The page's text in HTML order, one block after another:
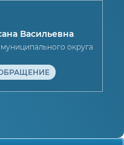
Васильевна
округа